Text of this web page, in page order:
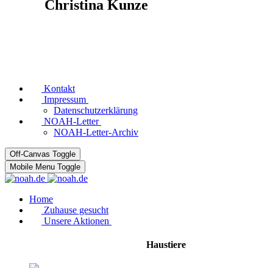
Christina Kunze
Kontakt
Impressum
Datenschutzerklärung
NOAH-Letter
NOAH-Letter-Archiv
Off-Canvas Toggle
Mobile Menu Toggle
Home
Zuhause gesucht
Unsere Aktionen
Haustiere